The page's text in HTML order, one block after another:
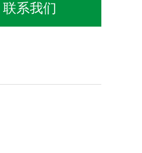
联系我们